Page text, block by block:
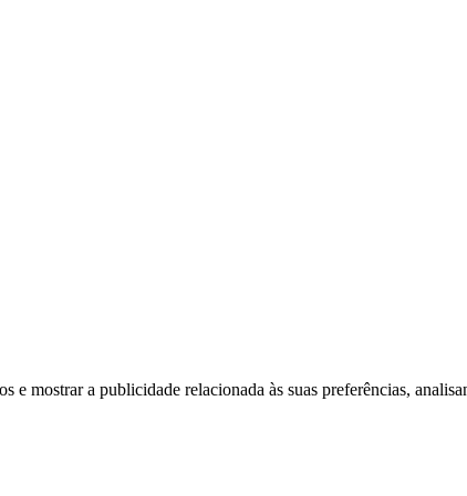
e mostrar a publicidade relacionada às suas preferências,